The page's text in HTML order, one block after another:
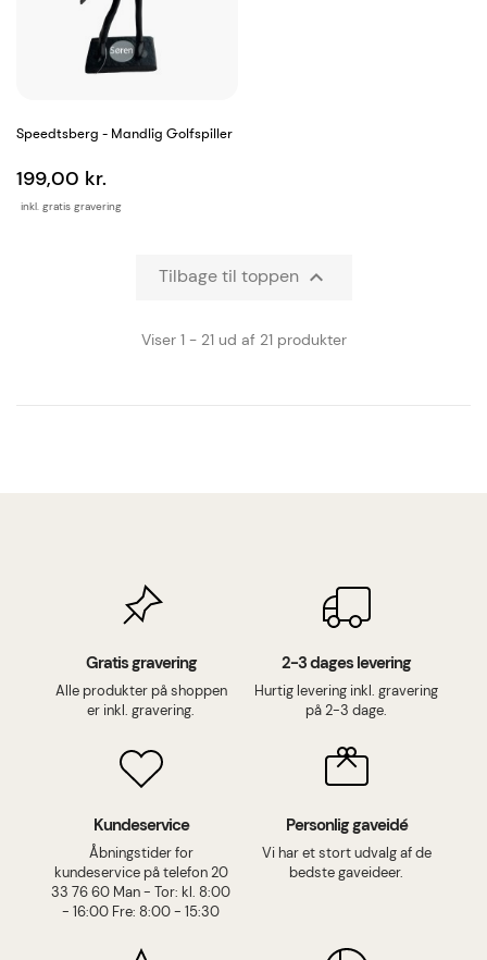
Speedtsberg - Mandlig Golfspiller
inkl. gratis gravering
199,00 kr.
Tilbage til toppen 
Viser 1 - 21 ud af 21 produkter
Gratis gravering
Alle produkter på shoppen
er inkl. gravering.
2-3 dages levering
Hurtig levering inkl. gravering
på 2-3 dage.
Kundeservice
Åbningstider for
kundeservice på telefon 20
33 76 60 Man - Tor: kl. 8:00
- 16:00 Fre: 8:00 - 15:30
Personlig gaveidé
Vi har et stort udvalg af de
bedste gaveideer.